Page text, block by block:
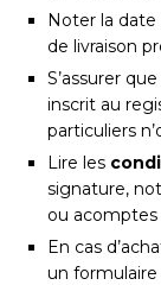
Noter la
de livraison
S’assurer
inscrit au
particuliers
Lire les
signature,
ou acomptes
En cas
un